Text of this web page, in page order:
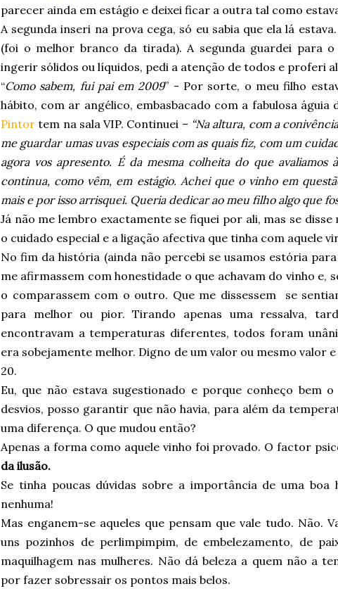
parecer ainda em estágio e deixei ficar a outra tal como
A segunda inseri na prova cega, só eu sabia que ela lá
(foi o melhor branco da tirada). A segunda guardei para
ingerir sólidos ou líquidos, pedi a atenção de todos e proferi
“Como sabem, fui pai em 2009” - Por sorte, o meu filho
hábito, com ar angélico, embasbacado com a fabulosa águia
Pintor tem na sala VIP. Continuei – “Na altura, com a
me guardar umas uvas especiais com as quais fiz, com um
agora vos apresento. É da mesma colheita do que avaliamos
continua, como vêm, em estágio. Achei que o vinho em
mais e por isso arrisquei. Queria dedicar ao meu filho algo que
Já não me lembro exactamente se fiquei por ali, mas se
o cuidado especial e a ligação afectiva que tinha com aquele
No fim da história (ainda não percebi se usamos estória para
me afirmassem com honestidade o que achavam do vinho e,
o comparassem com o outro. Que me dissessem se
para melhor ou pior. Tirando apenas uma ressalva,
encontravam a temperaturas diferentes, todos foram
era sobejamente melhor. Digno de um valor ou mesmo valor
20.
Eu, que não estava sugestionado e porque conheço bem
desvios, posso garantir que não havia, para além da
uma diferença. O que mudou então?
Apenas a forma como aquele vinho foi provado. O factor
da ilusão.
Se tinha poucas dúvidas sobre a importância de uma boa
nenhuma!
Mas enganem-se aqueles que pensam que vale tudo. Não.
uns pozinhos de perlimpimpim, de embelezamento, de
maquilhagem nas mulheres. Não dá beleza a quem não a
por fazer sobressair os pontos mais belos.